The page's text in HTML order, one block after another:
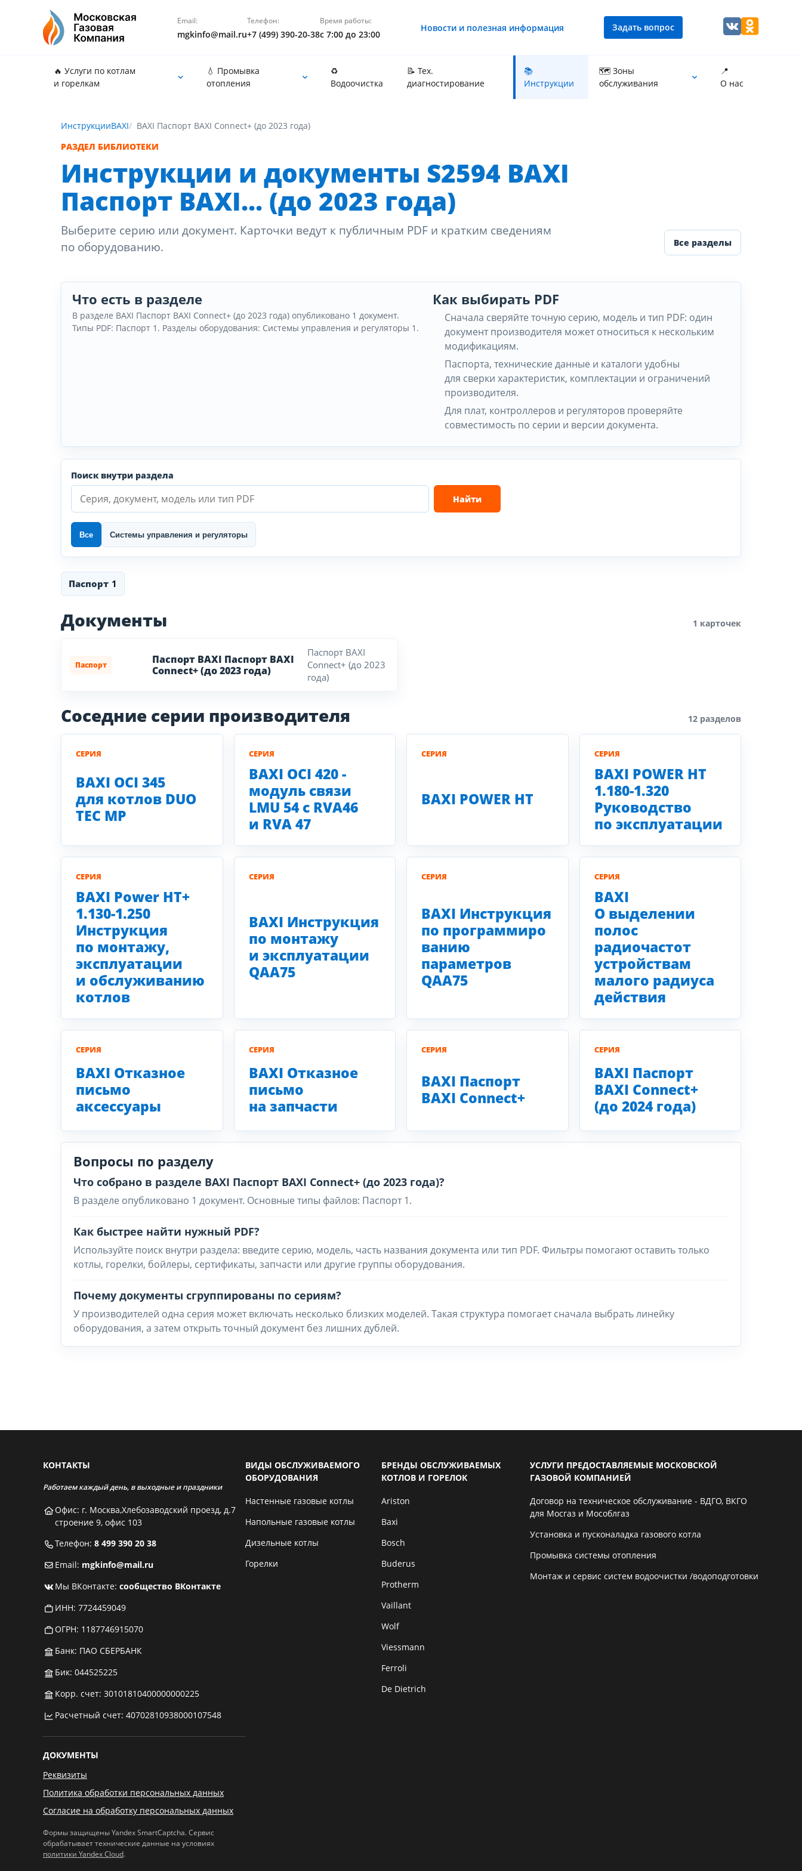
Email:
mgkinfo@mail.ru
Телефон:
+7 (499) 390-20-38
Время работы:
с 7:00 до 23:00
Новости и полезная информация Задать вопрос
🔥 Услуги по котлам
и горелкам
💧 Промывка
отопления
♻️
Водоочистка
📝 Тех.
диагностирование
📚
Инструкции
🗺 Зоны
обслуживания
📍
О нас
ИнструкцииBAXI
BAXI Паспорт BAXI Connect+ (до 2023 года)
РАЗДЕЛ БИБЛИОТЕКИ
Инструкции и документы S2594 BAXI
Паспорт BAXI... (до 2023 года)
Выберите серию или документ. Карточки ведут к публичным PDF и кратким сведениям
по оборудованию.
Все разделы
Что есть в разделе
В разделе BAXI Паспорт BAXI Connect+ (до 2023 года) опубликовано 1 документ.
Типы PDF: Паспорт 1. Разделы оборудования: Системы управления и регуляторы 1.
Как выбирать PDF
Сначала сверяйте точную серию, модель и тип PDF: один
документ производителя может относиться к нескольким
модификациям.
Паспорта, технические данные и каталоги удобны
для сверки характеристик, комплектации и ограничений
производителя.
Для плат, контроллеров и регуляторов проверяйте
совместимость по серии и версии документа.
Поиск внутри раздела
Найти
Все Системы управления и регуляторы
Паспорт 1
Документы 1 карточек
Паспорт
Паспорт BAXI Паспорт BAXI
Connect+ (до 2023 года)
Паспорт BAXI
Connect+ (до 2023
года)
Соседние серии производителя 12 разделов
СЕРИЯ
BAXI OCI 345
для котлов DUO
TEC MP
СЕРИЯ
BAXI OCI 420 -
модуль связи
LMU 54 c RVA46
и RVA 47
СЕРИЯ
BAXI POWER HT
СЕРИЯ
BAXI POWER HT
1.180-1.320
Руководство
по эксплуатации
СЕРИЯ
BAXI Power HT+
1.130-1.250
Инструкция
по монтажу,
эксплуатации
и обслуживанию
котлов
СЕРИЯ
BAXI Инструкция
по монтажу
и эксплуатации
QAA75
СЕРИЯ
BAXI Инструкция
по программиро
ванию
параметров
QAA75
СЕРИЯ
BAXI
О выделении
полос
радиочастот
устройствам
малого радиуса
действия
СЕРИЯ
BAXI Отказное
письмо
аксессуары
СЕРИЯ
BAXI Отказное
письмо
на запчасти
СЕРИЯ
BAXI Паспорт
BAXI Connect+
СЕРИЯ
BAXI Паспорт
BAXI Connect+
(до 2024 года)
Вопросы по разделу
Что собрано в разделе BAXI Паспорт BAXI Connect+ (до 2023 года)?
В разделе опубликовано 1 документ. Основные типы файлов: Паспорт 1.
Как быстрее найти нужный PDF?
Используйте поиск внутри раздела: введите серию, модель, часть названия документа или тип PDF. Фильтры помогают оставить только
котлы, горелки, бойлеры, сертификаты, запчасти или другие группы оборудования.
Почему документы сгруппированы по сериям?
У производителей одна серия может включать несколько близких моделей. Такая структура помогает сначала выбрать линейку
оборудования, а затем открыть точный документ без лишних дублей.
КОНТАКТЫ
Работаем каждый день, в выходные и праздники
Офис: г. Москва,Хлебозаводский проезд, д.7
строение 9, офис 103
Телефон: 8 499 390 20 38
Email: mgkinfo@mail.ru
Мы ВКонтакте: сообщество ВКонтакте
ИНН: 7724459049
ОГРН: 1187746915070
Банк: ПАО СБЕРБАНК
Бик: 044525225
Корр. счет: 30101810400000000225
Расчетный счет: 40702810938000107548
ДОКУМЕНТЫ
Реквизиты
Политика обработки персональных данных
Согласие на обработку персональных данных
Формы защищены Yandex SmartCaptcha. Сервис
обрабатывает технические данные на условиях
политики Yandex Cloud.
ВИДЫ ОБСЛУЖИВАЕМОГО
ОБОРУДОВАНИЯ
Настенные газовые котлы
Напольные газовые котлы
Дизельные котлы
Горелки
БРЕНДЫ ОБСЛУЖИВАЕМЫХ
КОТЛОВ И ГОРЕЛОК
Ariston
Baxi
Bosch
Buderus
Protherm
Vaillant
Wolf
Viessmann
Ferroli
De Dietrich
УСЛУГИ ПРЕДОСТАВЛЯЕМЫЕ МОСКОВСКОЙ
ГАЗОВОЙ КОМПАНИЕЙ
Договор на техническое обслуживание - ВДГО, ВКГО
для Мосгаз и Мособлгаз
Установка и пусконаладка газового котла
Промывка системы отопления
Монтаж и сервис систем водоочистки /водоподготовки